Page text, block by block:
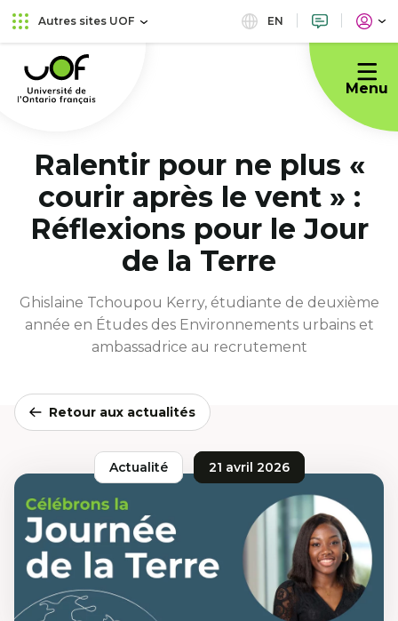
Aller
au
principal
Passer
au
contenu
Autres sites UOF EN
Université
de
l'Ontario
Menu
Ralentir pour ne plus «
courir après le vent » :
Réflexions pour le Jour
de la Terre
Ghislaine Tchoupou Kerry, étudiante de deuxième
année en Études des Environnements urbains et
ambassadrice au recrutement
Retour aux actualités
Actualité 21 avril 2026